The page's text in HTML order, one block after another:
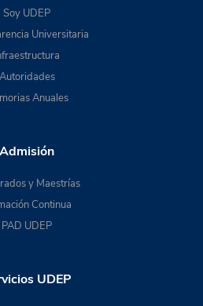
Soy UDEP
Universitaria
Autoridades
Anuales
Admisión
y Maestrías
Continua
PAD UDEP
UDEP